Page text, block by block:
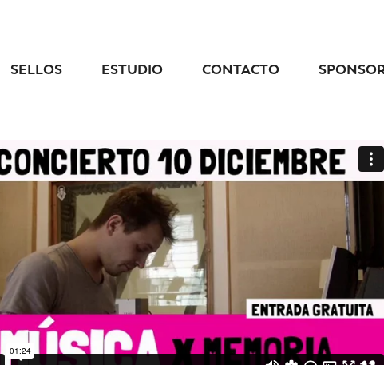
SELLOS ESTUDIO CONTACTO